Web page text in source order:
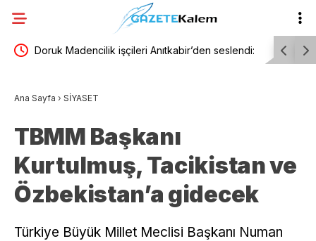
Doruk Madencilik işçileri Anıtkabir’den seslendi: YENİ
Ana Sayfa › SİYASET
TBMM Başkanı
Kurtulmuş, Tacikistan ve
Özbekistan’a gidecek
Türkiye Büyük Millet Meclisi Başkanı Numan